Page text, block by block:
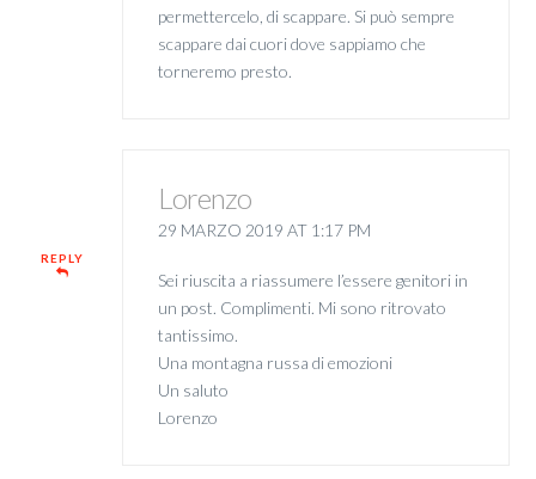
permettercelo, di scappare. Si può sempre
scappare dai cuori dove sappiamo che
torneremo presto.
REPLY
Lorenzo
29 MARZO 2019 AT 1:17 PM
Sei riuscita a riassumere l’essere genitori in
un post. Complimenti. Mi sono ritrovato
tantissimo.
Una montagna russa di emozioni
Un saluto
Lorenzo